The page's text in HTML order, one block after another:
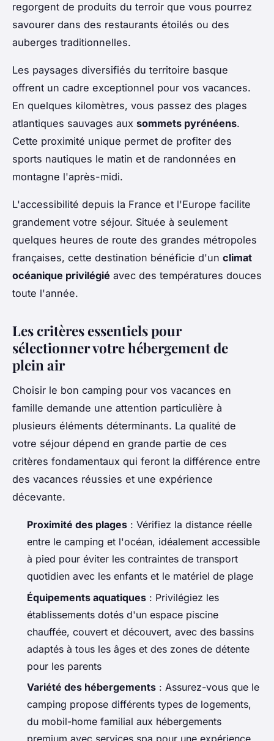
regorgent de produits du terroir que vous pourrez
savourer dans des restaurants étoilés ou des
auberges traditionnelles.
Les paysages diversifiés du territoire basque
offrent un cadre exceptionnel pour vos vacances.
En quelques kilomètres, vous passez des plages
atlantiques sauvages aux sommets pyrénéens.
Cette proximité unique permet de profiter des
sports nautiques le matin et de randonnées en
montagne l'après-midi.
L'accessibilité depuis la France et l'Europe facilite
grandement votre séjour. Située à seulement
quelques heures de route des grandes métropoles
françaises, cette destination bénéficie d'un climat
océanique privilégié avec des températures douces
toute l'année.
Les critères essentiels pour
sélectionner votre hébergement de
plein air
Choisir le bon camping pour vos vacances en
famille demande une attention particulière à
plusieurs éléments déterminants. La qualité de
votre séjour dépend en grande partie de ces
critères fondamentaux qui feront la différence entre
des vacances réussies et une expérience
décevante.
Proximité des plages : Vérifiez la distance réelle
entre le camping et l'océan, idéalement accessible
à pied pour éviter les contraintes de transport
quotidien avec les enfants et le matériel de plage
Équipements aquatiques : Privilégiez les
établissements dotés d'un espace piscine
chauffée, couvert et découvert, avec des bassins
adaptés à tous les âges et des zones de détente
pour les parents
Variété des hébergements : Assurez-vous que le
camping propose différents types de logements,
du mobil-home familial aux hébergements
premium avec services spa pour une expérience